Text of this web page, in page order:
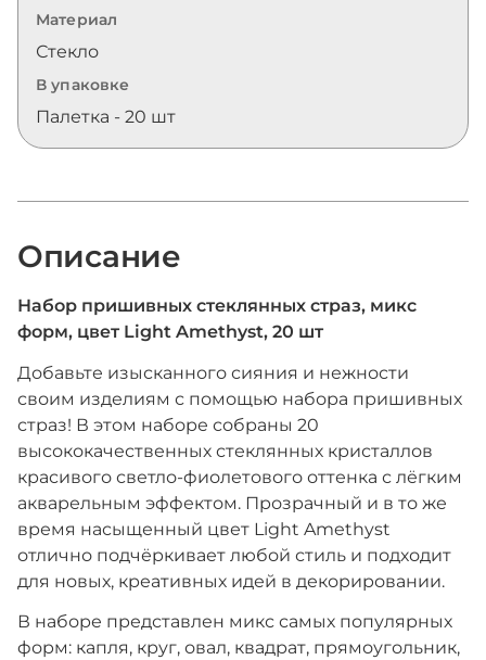
Материал
Стекло
В упаковке
Палетка - 20 шт
Описание
Набор пришивных стеклянных страз, микс
форм, цвет Light Amethyst, 20 шт
Добавьте изысканного сияния и нежности
своим изделиям с помощью набора пришивных
страз! В этом наборе собраны 20
высококачественных стеклянных кристаллов
красивого светло-фиолетового оттенка с лёгким
акварельным эффектом. Прозрачный и в то же
время насыщенный цвет Light Amethyst
отлично подчёркивает любой стиль и подходит
для новых, креативных идей в декорировании.
В наборе представлен микс самых популярных
форм: капля, круг, овал, квадрат, прямоугольник,